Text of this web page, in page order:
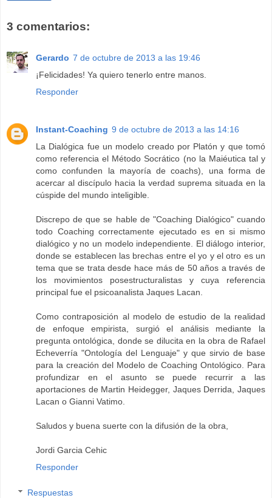
3 comentarios:
Gerardo 7 de octubre de 2013 a las 19:46
¡Felicidades! Ya quiero tenerlo entre manos.
Responder
Instant-Coaching 9 de octubre de 2013 a las 14:16
La Dialógica fue un modelo creado por Platón y que tomó
como referencia el Método Socrático (no la Maiéutica tal y
como confunden la mayoría de coachs), una forma de
acercar al discípulo hacia la verdad suprema situada en la
cúspide del mundo inteligible.
Discrepo de que se hable de "Coaching Dialógico" cuando
todo Coaching correctamente ejecutado es en si mismo
dialógico y no un modelo independiente. El diálogo interior,
donde se establecen las brechas entre el yo y el otro es un
tema que se trata desde hace más de 50 años a través de
los movimientos posestructuralistas y cuya referencia
principal fue el psicoanalista Jaques Lacan.
Como contraposición al modelo de estudio de la realidad
de enfoque empirista, surgió el análisis mediante la
pregunta ontológica, donde se dilucita en la obra de Rafael
Echeverría "Ontología del Lenguaje" y que sirvio de base
para la creación del Modelo de Coaching Ontológico. Para
profundizar en el asunto se puede recurrir a las
aportaciones de Martin Heidegger, Jaques Derrida, Jaques
Lacan o Gianni Vatimo.
Saludos y buena suerte con la difusión de la obra,
Jordi Garcia Cehic
Responder
Respuestas